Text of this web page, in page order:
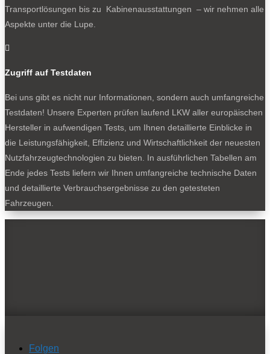
Transportlösungen bis zu Kabinenausstattungen – wir nehmen alle
Aspekte unter die Lupe.

Zugriff auf Testdaten
Bei uns gibt es nicht nur Informationen, sondern auch umfangreiche
Testdaten! Unsere Experten prüfen laufend LKW aller europäischen
Hersteller in aufwendigen Tests, um Ihnen detaillierte Einblicke in
die Leistungsfähigkeit, Effizienz und Wirtschaftlichkeit der neuesten
Nutzfahrzeugtechnologien zu bieten. In ausführlichen Tabellen am
Ende jedes Tests liefern wir Ihnen umfangreiche technische Daten
und detaillierte Verbrauchsergebnisse zu den getesteten
Fahrzeugen.
Folgen